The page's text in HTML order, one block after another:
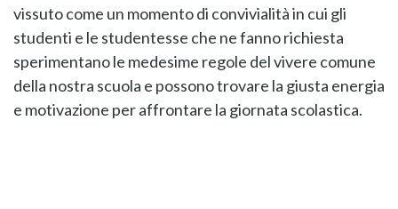
vissuto come un momento di convivialità in cui gli
studenti e le studentesse che ne fanno richiesta
sperimentano le medesime regole del vivere comune
della nostra scuola e possono trovare la giusta energia
e motivazione per affrontare la giornata scolastica.